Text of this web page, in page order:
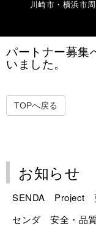
川崎市・横浜市
パートナー募集
いました。
TOPへ戻る
お知らせ
SENDA Project
センダ 安全・品